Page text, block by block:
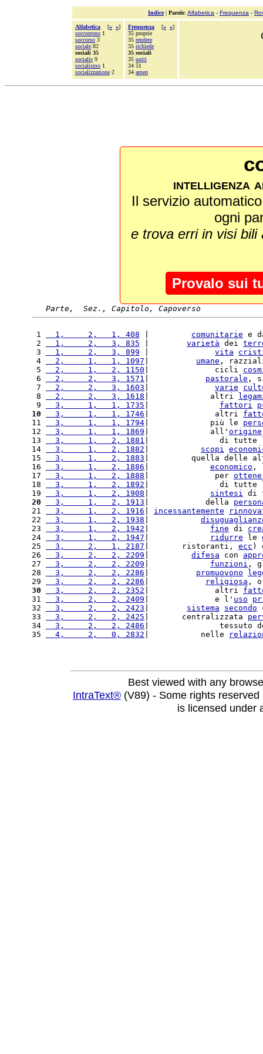
Indice| Parole: Alfabetica - Frequenza -
Alfabetica [« »]
soccorrono 1
soccorso 3
sociale 82
sociali 35
socialis 9
socialismo 1
socializzazione 2
Frequenza [« »]
35 proprie
35 rendere
35 richiede
35 sociali
35 uniti
34 51
34 amen
intelligenza
Il servizio
ogni
e trova erri in visi
Provalo sui
Parte,  Sez., Capitolo, Capoverso
1
  1,     2,   1, 408
comunitarie e
2
  1,     2,   3, 835
varietà dei
3
  1,     2,   3, 899
vita
4
  2,     1,   1, 1097
umane ,
5
  2,     1,   2, 1150
|              cicli
6
  2,     2,   3, 1571
pastorale ,
7
  2,     2,   3, 1603
varie
8
  2,     2,   3, 1618
|             altri
9
  3,     1,   1, 1735
fattori
10
  3,     1,   1, 1746
|              altri
11
  3,     1,   1, 1794
|             più le
12
  3,     1,   1, 1869
|             all' origine
13
  3,     1,   2, 1881
|               di tutte
14
  3,     1,   2, 1882
scopi
15
  3,     1,   2, 1883
|         quella delle
16
  3,     1,   2, 1886
economico ,
17
  3,     1,   2, 1888
|              per
18
  3,     1,   2, 1892
|               di tutte
19
  3,     1,   2, 1908
sintesi di
20
  3,     1,   2, 1913
|            della
21
  3,     1,   2, 1916
incessantemente
22
  3,     1,   2, 1938
23
  3,     1,   2, 1942
fine di
24
  3,     1,   2, 1947
ridurre le
25
  3,     2,   1, 2187
|       ristoranti, ecc )
26
  3,     2,   2, 2209
difesa con
27
  3,     2,   2, 2209
funzioni ,
28
  3,     2,   2, 2286
promuovono
29
  3,     2,   2, 2286
religiosa ,
30
  3,     2,   2, 2352
|              altri
31
  3,     2,   2, 2409
|              e l' uso
32
  3,     2,   2, 2423
sistema secondo
33
  3,     2,   2, 2425
|       centralizzata
34
  3,     2,   2, 2486
|               tessuto
35
  4,     2,   0, 2832
|           nelle
Best viewed with any
IntraText® (V89) - Some rights
is licensed under